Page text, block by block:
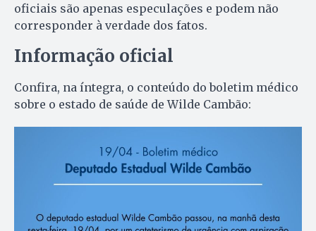
oficiais são apenas especulações e podem não
corresponder à verdade dos fatos.
Informação oficial
Confira, na íntegra, o conteúdo do boletim médico
sobre o estado de saúde de Wilde Cambão: